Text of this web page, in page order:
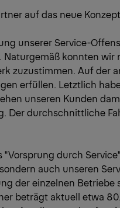
auf das neue
unserer Service-
konnten wir
zuzustimmen. Auf der
erfüllen. Letztlich
unseren Kunden
Der durchschnittliche
"Vorsprung durch
auch unseren
der einzelnen
beträgt aktuell etwa